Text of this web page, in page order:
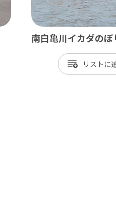
南白亀川イカダのぼ
リスト